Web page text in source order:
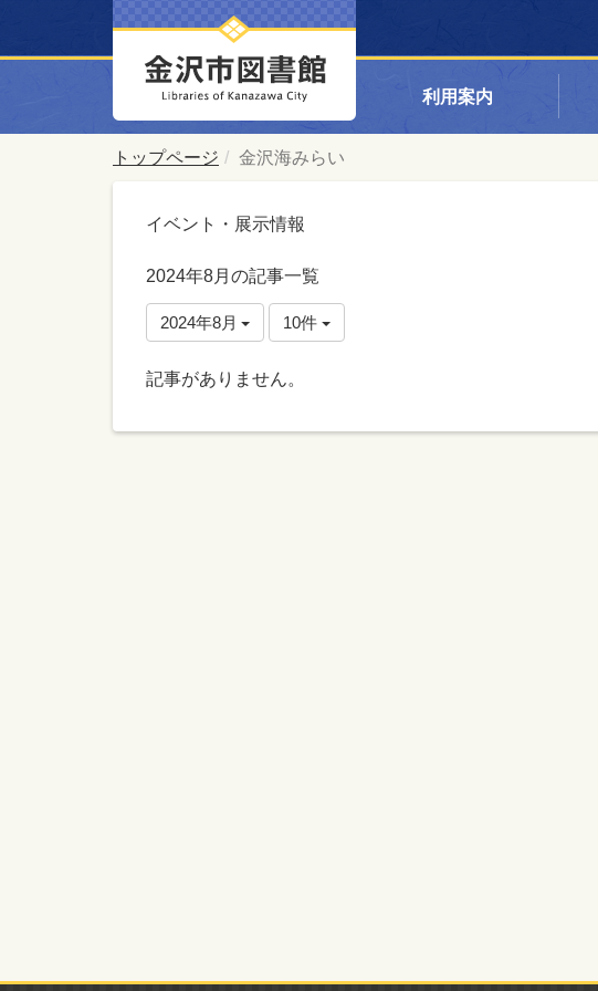
利用案内
トップページ 金沢海みらい
イベント・展示情報
2024年8月の記事一覧
2024年8月 10件
記事がありません。